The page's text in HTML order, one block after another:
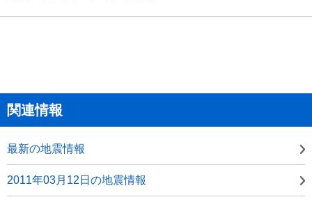
関連情報
最新の地震情報
2011年03月12日の地震情報